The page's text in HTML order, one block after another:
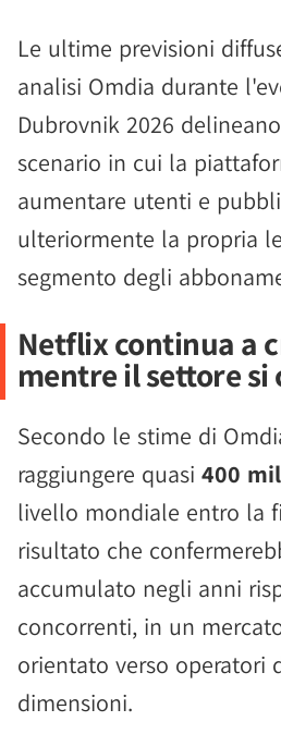
Le ultime previsioni
analisi Omdia durante
Dubrovnik 2026
scenario in cui la
aumentare utenti e
ulteriormente la propria
segmento degli
Netflix continua a
mentre il settore si
Secondo le stime di
raggiungere quasi 400
livello mondiale entro la
risultato che
accumulato negli anni
concorrenti, in un
orientato verso operatori
dimensioni.